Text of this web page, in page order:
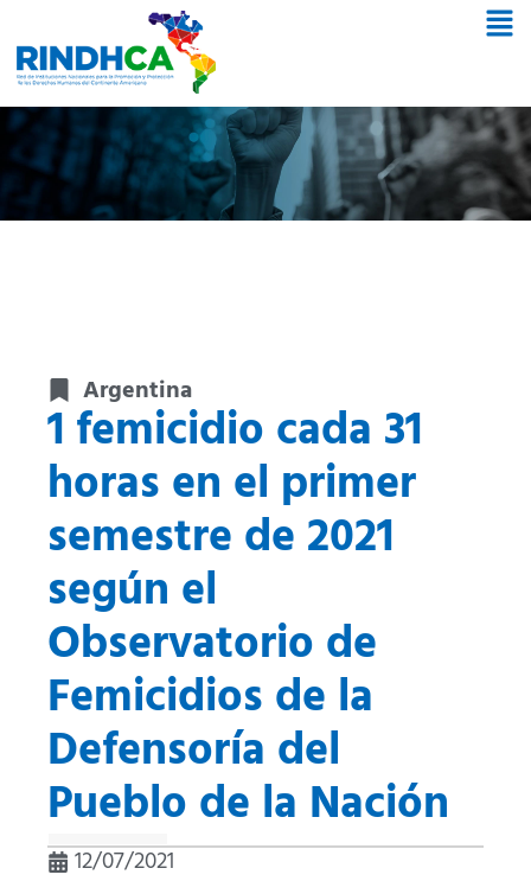
Argentina
1 femicidio cada 31
horas en el primer
semestre de 2021
según el
Observatorio de
Femicidios de la
Defensoría del
Pueblo de la Nación
12/07/2021